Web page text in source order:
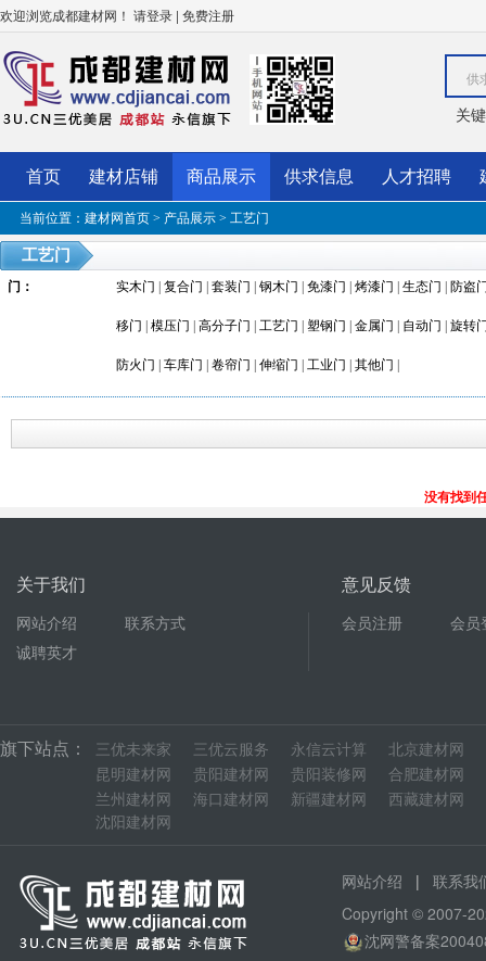
欢迎浏览成都建材网！ 请登录 | 免费注册
供
关
首页 建材店铺 商品展示 供求信息 人才招聘
当前位置： 建材网首页 > 产品展示 > 工艺门
工艺门
门 ： 实木门 复合门 套装门 钢木门 免漆门 烤漆门 生态门 防盗
移门 模压门 高分子门 工艺门 塑钢门 金属门 自动门 旋转
防火门 车库门 卷帘门 伸缩门 工业门 其他门
没有找到
关于我们
网站介绍
联系方式
诚聘英才
意见反馈
会员注册 会员
旗下站点： 三优未来家 三优云服务 永信云计算 北京建材网
昆明建材网
贵阳建材网 贵阳装修网 合肥建材网
兰州建材网
海口建材网 新疆建材网 西藏建材网
沈阳建材网
网站介绍 | 联系我
Copyright © 2007-
沈网警备案